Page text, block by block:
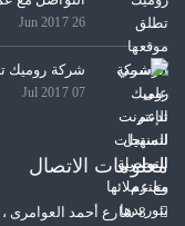
26 Jun 2017
شركة روميك
07 Jul 2017
معلومات الاتصال
8 شارع أحمد العوامرى ، الساحل ، القاهرة ، مصر